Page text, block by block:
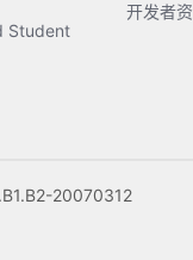
Student
开发者
20070312